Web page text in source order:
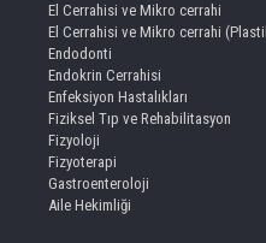
El Cerrahisi ve Mikro cerrahi
El Cerrahisi ve Mikro cerrahi
Endodonti
Endokrin Cerrahisi
Enfeksiyon Hastalıkları
Fiziksel Tıp ve Rehabilitasyon
Fizyoloji
Fizyoterapi
Gastroenteroloji
Aile Hekimliği